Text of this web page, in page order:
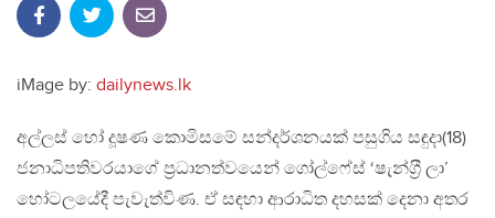
iMage by: dailynews.lk
අල්ලස් හෝ දූෂණ කොමිසමේ සන්දර්ශනයක් පසුගිය සඳුදා(18)
ජනාධිපතිවරයාගේ ප‍්‍රධානත්වයෙන් ගෝල්ෆේස් ‘ෂැන්ග‍්‍රී ලා’
හෝටලයේදී පැවැත්විණ. ඒ සඳහා ආරාධිත දහසක් දෙනා අතර